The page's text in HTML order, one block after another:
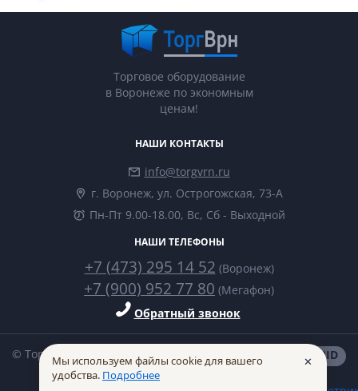
Торговое оборудование
в Воронеже по экономным
ценам!
НАШИ КОНТАКТЫ
info@torgvrn.ru
г. Воронеж, ул. Острогожская, 73-А
Пн-Пт 9.00-18.00, Вс, Сб - Выходной
НАШИ ТЕЛЕФОНЫ
+7 (473) 295 14 52 (Воронеж)
+7 (900) 952 77 80 (Мегафон)
Обратный звонок
INTRID
© ТоргВрн 2014-2026
Мы используем файлы cookie для вашего
удобства. Подробнее
✕